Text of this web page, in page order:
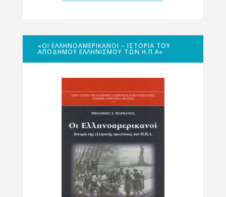
«ΟΙ ΕΛΛΗΝΟΑΜΕΡΙΚΑΝΟΊ – ΙΣΤΟΡΊΑ ΤΟΥ
ΑΠΌΔΗΜΟΥ ΕΛΛΗΝΙΣΜΟΎ ΤΩΝ Η.Π.Α»